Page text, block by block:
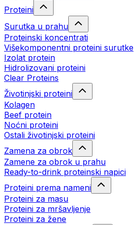
Proteini
Surutka u prahu
Proteinski koncentrati
Višekomponentni proteini surutke
Izolat protein
Hidrolizovani proteini
Clear Proteins
Životinjski proteini
Kolagen
Beef protein
Noćni proteini
Ostali životinjski proteini
Zamena za obrok
Zamene za obrok u prahu
Ready-to-drink proteinski napici
Proteini prema nameni
Proteini za masu
Proteini za mršavljenje
Proteini za žene